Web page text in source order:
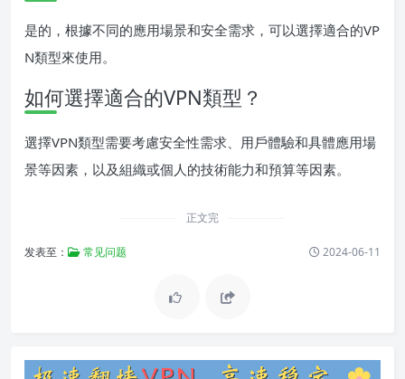
是的，根據不同的應用場景和安全需求，可以選擇適合的VP
N類型來使用。
如何選擇適合的VPN類型？
選擇VPN類型需要考慮安全性需求、用戶體驗和具體應用場
景等因素，以及組織或個人的技術能力和預算等因素。
正文完
发表至： 常见问题 2024-06-11